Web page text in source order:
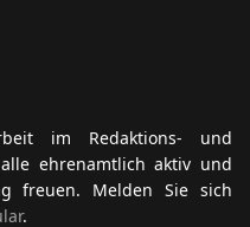
im Redaktions- und
ehrenamtlich aktiv und
freuen. Melden Sie sich
.